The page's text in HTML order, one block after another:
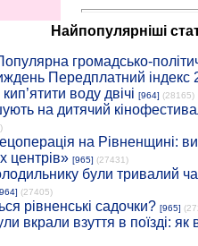
Найпопулярніші
громадсько-
Передплатний індекс
воду двічі [964] (28165)
на дитячий
на Рівненщині:
центрів» [965] (27431)
були тривалий
(27405)
рівненські садочки? [965]
вкрали взуття в поїзді: